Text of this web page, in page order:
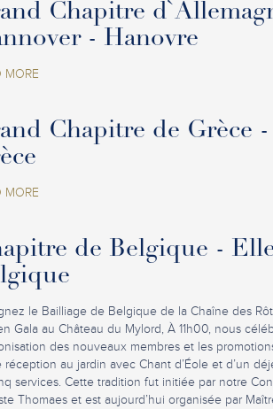
Chapitre
- Hanovre
MORE
Chapitre de Grèce -
MORE
de Belgique -
le Bailliage de Belgique de la Chaîne des
Gala au Château du Mylord, À 11h00, nous
des nouveaux membres et les
réception au jardin avec Chant d’Éole et d’un
services. Cette tradition fut initiée par notre
Thomaes et est aujourd’hui organisée par